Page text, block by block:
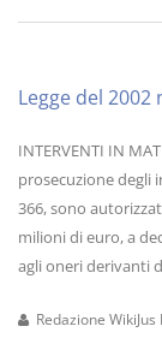
Legge del
INTERVENTI IN
prosecuzione degli
366, sono
milioni di euro, a
agli oneri derivanti
Redazione WikiJus I